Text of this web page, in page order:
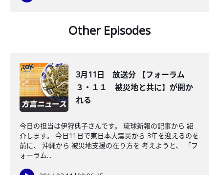
Other Episodes
3月11日 放送分 【フォーラム
３・１１ 被災地と共に】が開か
れる
今日の担当は伊狩典子さんです。 琉球新報の記事から 紹
介します。 今日11日で東日本大震災から 3年を迎えるのを
前に、 沖縄から 被災地支援の在り方を 考えようと、 「フ
ォーラム...